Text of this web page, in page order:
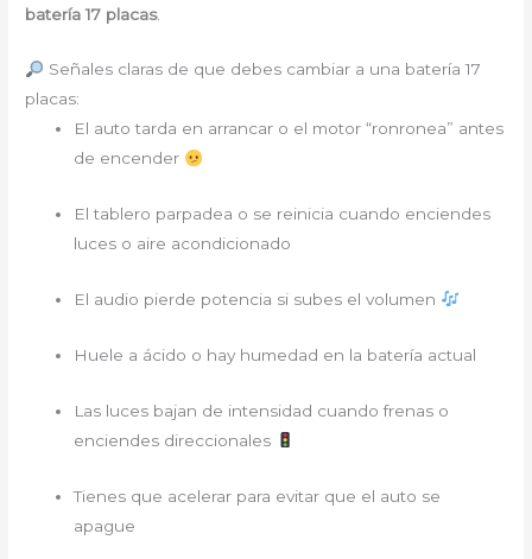
batería 17 placas.
Señales claras de que debes cambiar a una batería 17
placas:
El auto tarda en arrancar o el motor “ronronea” antes
de encender
El tablero parpadea o se reinicia cuando enciendes
luces o aire acondicionado
El audio pierde potencia si subes el volumen
Huele a ácido o hay humedad en la batería actual
Las luces bajan de intensidad cuando frenas o
enciendes direccionales
Tienes que acelerar para evitar que el auto se
apague